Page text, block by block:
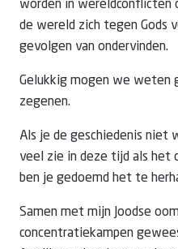
worden in wereldconflicten
de wereld zich tegen Gods
gevolgen van ondervinden.
Gelukkig mogen we weten
zegenen.
Als je de geschiedenis niet
veel zie in deze tijd als het
ben je gedoemd het te
Samen met mijn Joodse
concentratiekampen